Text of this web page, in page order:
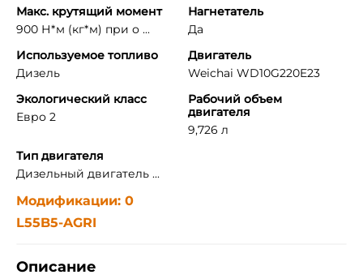
Макс. крутящий момент
900 Н*м (кг*м) при о ...
Нагнетатель
Да
Используемое топливо
Дизель
Двигатель
Weichai WD10G220E23
Экологический класс
Евро 2
Рабочий объем
двигателя
9,726 л
Тип двигателя
Дизельный двигатель ...
Модификации: 0
L55B5-AGRI
Описание